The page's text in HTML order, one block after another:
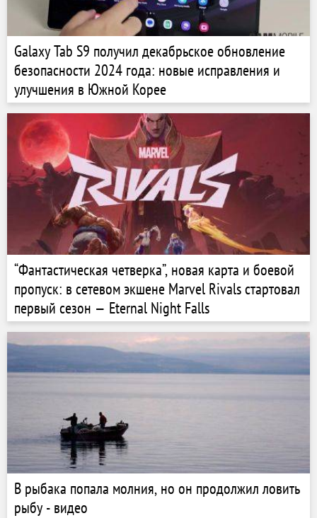
Galaxy Tab S9 получил декабрьское обновление
безопасности 2024 года: новые исправления и
улучшения в Южной Корее
“Фантастическая четверка”, новая карта и боевой
пропуск: в сетевом экшене Marvel Rivals стартовал
первый сезон — Eternal Night Falls
В рыбака попала молния, но он продолжил ловить
рыбу - видео